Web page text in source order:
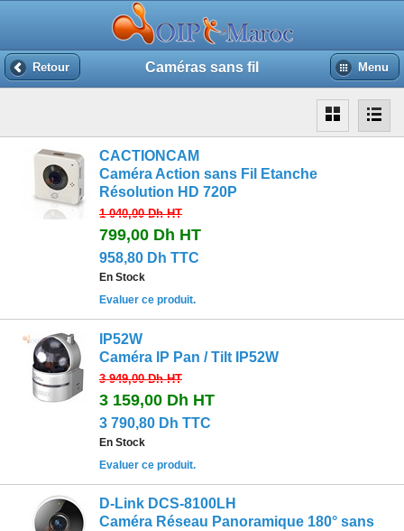
Retour Caméras sans fil Menu
CACTIONCAM
Caméra Action sans Fil Etanche
Résolution HD 720P
1 040,00 DhHT
799,00 Dh HT
958,80 Dh TTC
En Stock
Evaluer ce produit.
IP52W
Caméra IP Pan / Tilt IP52W
3 949,00 DhHT
3 159,00 Dh HT
3 790,80 Dh TTC
En Stock
Evaluer ce produit.
D-Link DCS-8100LH
Caméra Réseau Panoramique 180° sans